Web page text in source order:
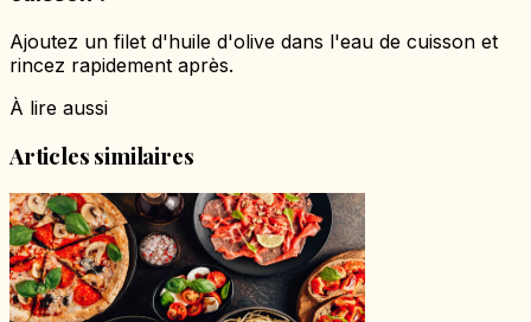
Ajoutez un filet d'huile d'olive dans l'eau de cuisson et
rincez rapidement après.
À lire aussi
Articles similaires